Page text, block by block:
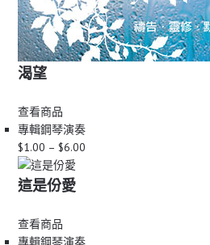
渴望
查看商品
專輯鋼琴演奏
$1.00 – $6.00
這是份愛
查看商品
專輯鋼琴演奏